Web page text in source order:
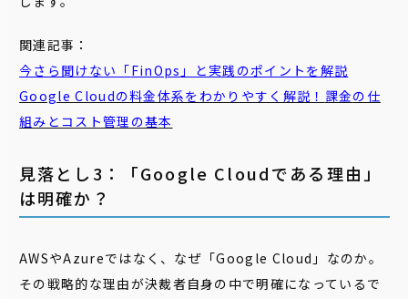
関連記事：
今さら聞けない「FinOps 」と実践のポイントを解説
Google Cloudの料金体系をわかりやすく解説！ 課金の仕
組みとコスト管理の基本
見落とし3：「Google Cloudである理由」
は明確か？
AWSやAzureではなく、なぜ「Google Cloud」なのか。
その戦略的な理由が決裁者自身の中で明確になっているで